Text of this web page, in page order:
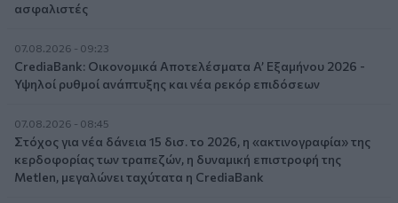
ασφαλιστές
07.08.2026 - 09:23
CrediaBank: Οικονομικά Αποτελέσματα A’ Εξαμήνου 2026 -
Υψηλοί ρυθμοί ανάπτυξης και νέα ρεκόρ επιδόσεων
07.08.2026 - 08:45
Στόχος για νέα δάνεια 15 δισ. το 2026, η «ακτινογραφία» της
κερδοφορίας των τραπεζών, η δυναμική επιστροφή της
Metlen, μεγαλώνει ταχύτατα η CrediaBank